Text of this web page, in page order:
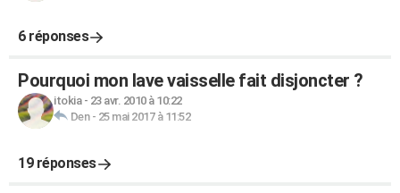
6 réponses
Pourquoi mon lave vaisselle fait disjoncter ?
itokia- 23 avr. 2010 à 10:22
Den- 25 mai 2017 à 11:52
19 réponses